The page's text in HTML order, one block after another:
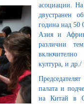
асоциации. На
двустранен
година над 50
Азия и
различни
включително
култура, и др./
палата и
на Китай в